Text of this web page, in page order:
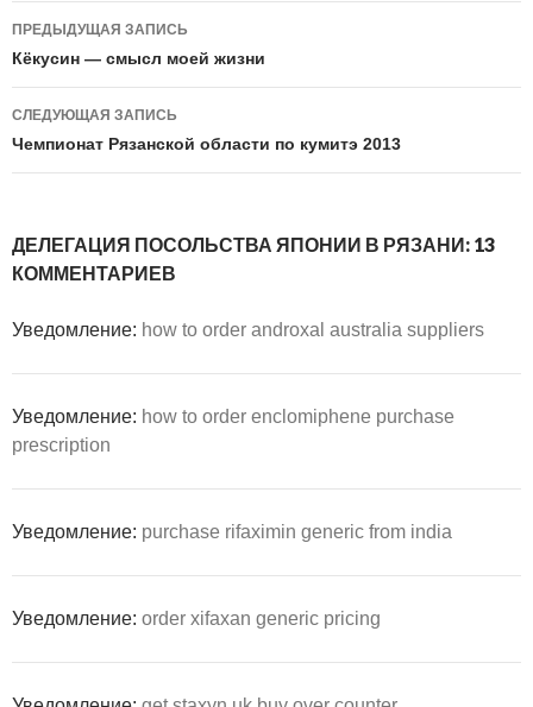
Навигация
по
записям
ПРЕДЫДУЩАЯ ЗАПИСЬ
Кёкусин — смысл моей жизни
СЛЕДУЮЩАЯ ЗАПИСЬ
Чемпионат Рязанской области по кумитэ 2013
ДЕЛЕГАЦИЯ ПОСОЛЬСТВА ЯПОНИИ В РЯЗАНИ: 13
КОММЕНТАРИЕВ
Уведомление: how to order androxal australia suppliers
Уведомление: how to order enclomiphene purchase
prescription
Уведомление: purchase rifaximin generic from india
Уведомление: order xifaxan generic pricing